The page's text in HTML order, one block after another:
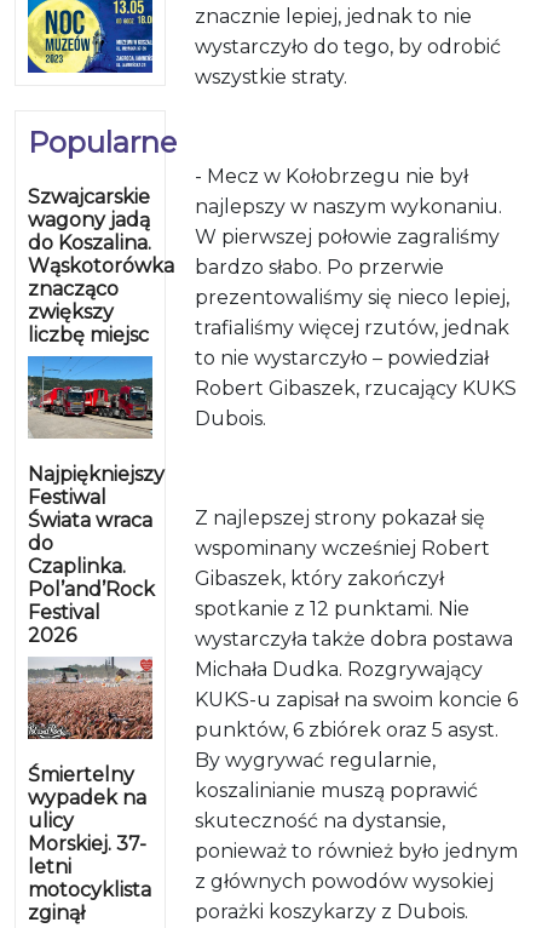
Popularne
Szwajcarskie
wagony jadą
do Koszalina.
Wąskotorówka
znacząco
zwiększy
liczbę miejsc
Najpiękniejszy
Festiwal
Świata wraca
do
Czaplinka.
Pol’and’Rock
Festival
2026
Śmiertelny
wypadek na
ulicy
Morskiej. 37-
letni
motocyklista
zginął
znacznie lepiej, jednak to nie
wystarczyło do tego, by odrobić
wszystkie straty.
- Mecz w Kołobrzegu nie był
najlepszy w naszym wykonaniu.
W pierwszej połowie zagraliśmy
bardzo słabo. Po przerwie
prezentowaliśmy się nieco lepiej,
trafialiśmy więcej rzutów, jednak
to nie wystarczyło – powiedział
Robert Gibaszek, rzucający KUKS
Dubois.
Z najlepszej strony pokazał się
wspominany wcześniej Robert
Gibaszek, który zakończył
spotkanie z 12 punktami. Nie
wystarczyła także dobra postawa
Michała Dudka. Rozgrywający
KUKS-u zapisał na swoim koncie 6
punktów, 6 zbiórek oraz 5 asyst.
By wygrywać regularnie,
koszalinianie muszą poprawić
skuteczność na dystansie,
ponieważ to również było jednym
z głównych powodów wysokiej
porażki koszykarzy z Dubois.